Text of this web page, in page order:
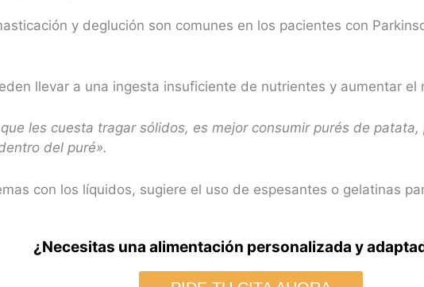
y deglución son comunes en los pacientes con
llevar a una ingesta insuficiente de nutrientes y aumentar
les cuesta tragar sólidos, es mejor consumir purés de
del puré».
con los líquidos, sugiere el uso de espesantes o gelatinas
¿Necesitas una alimentación personalizada y